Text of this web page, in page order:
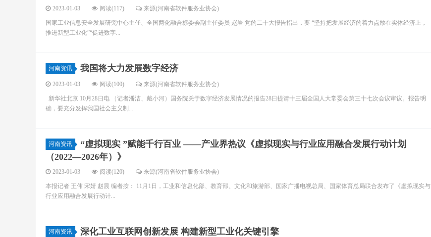
2023-01-03 阅读(117) 来源(河南省软件服务业协会)
国家工业信息安全发展研究中心主任、全国两化融合标委会副主任委员 赵岩 党的二十大报告指出，要 “坚持把发展经济的着力点放在实体经济上，
推进新型工业化”“促进数字...
河南资讯 我国将大力发展数字经济
2023-01-03 阅读(100) 来源(河南省软件服务业协会)
新华社北京 10月28日电 （记者潘洁、戴小河）国务院关于数字经济发展情况的报告28日提请十三届全国人大常委会第三十七次会议审议。报告明
确，要充分发挥我国社会主义制...
河南资讯
“虚拟现实 ”赋能千行百业 ——产业界热议《虚拟现实与行业应用融合发展行动计划
（2022—2026年）》
2023-01-03 阅读(120) 来源(河南省软件服务业协会)
本报记者 王伟 宋婧 赵晨 编者按： 11月1日，工业和信息化部、教育部、文化和旅游部、国家广播电视总局、国家体育总局联合发布了《虚拟现实与
行业应用融合发展行动计...
河南资讯 深化工业互联网创新发展 构建新型工业化关键引擎